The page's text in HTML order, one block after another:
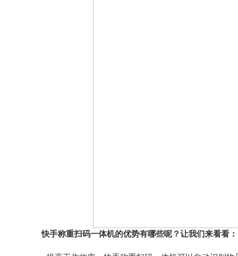
快手称重扫码一体机的优势有哪些呢？让我们来看看：